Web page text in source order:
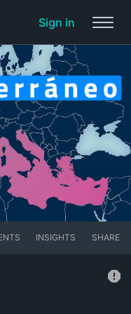
Sign in
INSIGHTS SHARE